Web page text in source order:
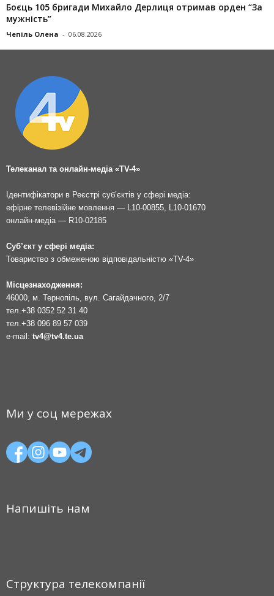
Боєць 105 бригади Михайло Дерлиця отримав орден “За
мужність”
Чепіль Олена - 06.08.2026
Телеканал та онлайн-медіа «TV-4»
Ідентифікатори в Реєстрі суб’єктів у сфері медіа:
ефірне телевізійне мовлення — L10-00855, L10-01670
онлайн-медіа — R10-02185
Суб’єкт у сфері медіа:
Товариство з обмеженою відповідальністю «TV-4»
Місцезнаходження:
46000, м. Тернопіль, вул. Сагайдачного, 2/7
тел. +38 0352 52 31 40
тел. +38 096 89 57 039
e-mail: tv4@tv4.te.ua
Ми у соц мережах
Напишіть нам
Структура телекомпанії